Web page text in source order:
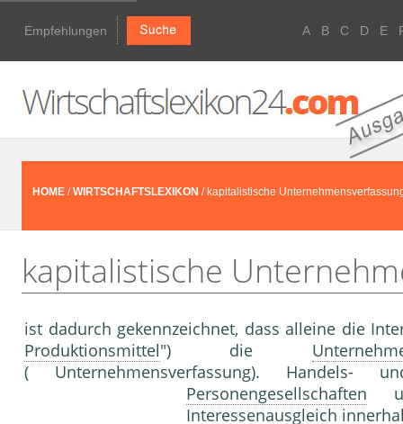
Empfehlungen A B C D E
HOME /WIRTSCHAFTSLEXIKON / kapitalistische
kapitalistische
ist dadurch gekennzeichnet, dass alleine die
Produktionsmittel") die
( Unternehmensverfassung). Handels-
Personengesellschaften
Interessenausgleich